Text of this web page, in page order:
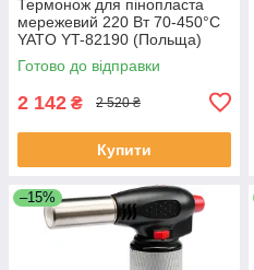
Термонож для пінопласта
мережевий 220 Вт 70-450°С
YATO YT-82190 (Польща)
Готово до відправки
2 142 ₴ 2 520 ₴
Купити
–15%